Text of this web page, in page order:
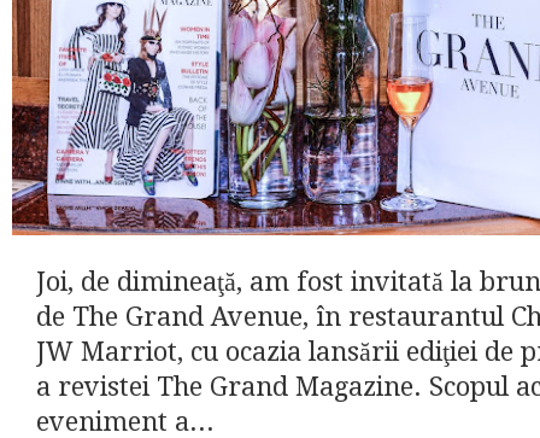
Joi, de dimineaţă, am fost invitată la
de The Grand Avenue, în restaurantul
JW Marriot, cu ocazia lansării ediţiei de
a revistei The Grand Magazine. Scopul
eveniment a...